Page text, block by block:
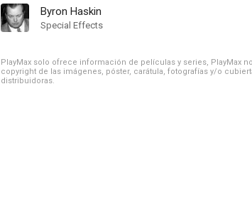
Byron Haskin
Special Effects
PlayMax solo ofrece información de películas y series, PlayMax
copyright de las imágenes, póster, carátula, fotografías y/o
distribuidoras.